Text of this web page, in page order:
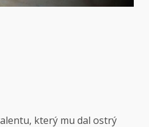
který mu dal ostrý